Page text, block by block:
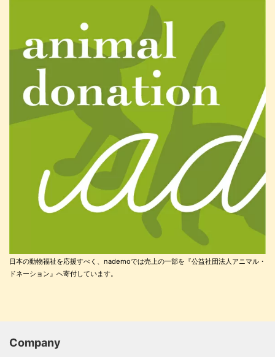
日本の動物福祉を応援すべく、nademoでは売上の一部を『公益社団法人アニマル・
ドネーション』へ寄付しています。
Company